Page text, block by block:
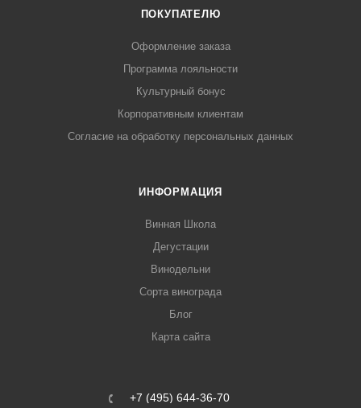
ПОКУПАТЕЛЮ
Оформление заказа
Программа лояльности
Культурный бонус
Корпоративным клиентам
Согласие на обработку персональных данных
ИНФОРМАЦИЯ
Винная Школа
Дегустации
Винодельни
Сорта винограда
Блог
Карта сайта
+7 (495) 644-36-70